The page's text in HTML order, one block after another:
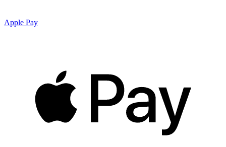
Apple Pay